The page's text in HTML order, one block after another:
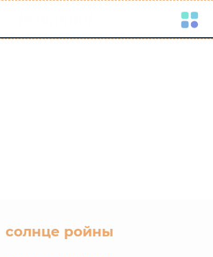
Toggle
солнце ройны